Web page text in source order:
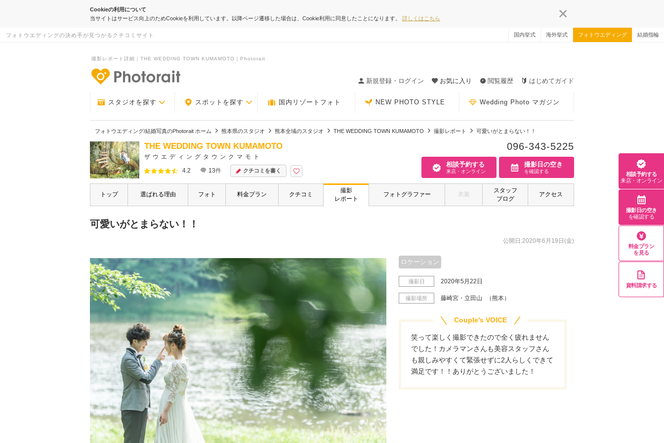
Cookieの利用について
当サイトはサービス向上のためCookieを利用しています。以降ページ遷移した場合は、Cookie利用に同意したことになります。 詳しくはこちら
フォトウエディングの決め手が見つかるクチコミサイト 国内挙式 海外挙式 フォトウエディング 結婚指輪
撮影レポート詳細｜THE WEDDING TOWN KUMAMOTO｜Photorait
新規登録・ログイン
お気に入り 閲覧履歴 はじめてガイド
スタジオを探す スポットを探す 国内リゾートフォト NEW PHOTO STYLE Wedding Photo マガジン
フォトウエディング/結婚写真のPhotorait ホーム 熊本県のスタジオ 熊本全域のスタジオ THE WEDDING TOWN KUMAMOTO 撮影レポート 可愛いがとまらない！！
THE WEDDING TOWN KUMAMOTO
ザウエディングタウンクマモト
4.2
13件 クチコミを書く
096-343-5225
相談予約する
来店・オンライン
撮影日の空き
を確認する
トップ 選ばれる理由 フォト 料金プラン クチコミ
撮影
レポート
フォトグラファー 衣装
スタッフ
ブログ
アクセス
可愛いがとまらない！！
公開日:2020年6月19日(金)
ロケーション
撮影日 2020年5月22日
撮影場所 藤崎宮・立田山 （熊本）
Couple's VOICE
笑って楽しく撮影できたので全く疲れません
でした！カメラマンさんも美容スタッフさん
も親しみやすくて緊張せずに2人らしくできて
満足です！！ありがとうございました！
相談予約する
来店・オンライン
撮影日の空き
を確認する
料金プラン
を見る
資料請求する